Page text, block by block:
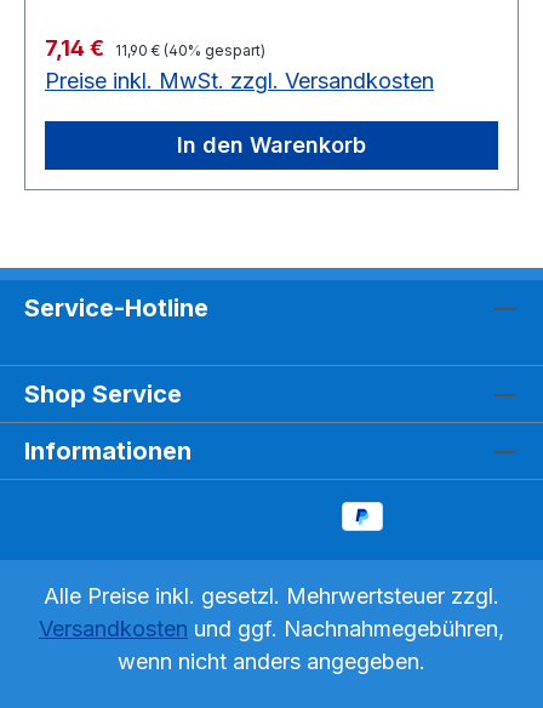
Verkaufspreis:
7,14 € Regulärer Preis:
11,90 € (40% gespart)
Preise inkl. MwSt. zzgl. Versandkosten
In den Warenkorb
Service-Hotline
Shop Service
Informationen
Alle Preise inkl. gesetzl. Mehrwertsteuer zzgl.
Versandkosten und ggf. Nachnahmegebühren,
wenn nicht anders angegeben.